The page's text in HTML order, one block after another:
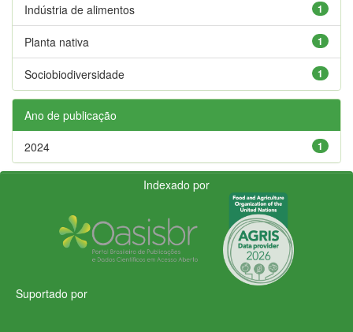
1
Indústria de alimentos
1
Planta nativa
1
Sociobiodiversidade
Ano de publicação
1
2024
Indexado por
Suportado por